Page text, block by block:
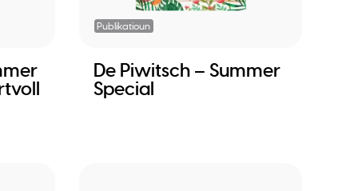
Publikatioun
De Piwitsch – Summer
Special